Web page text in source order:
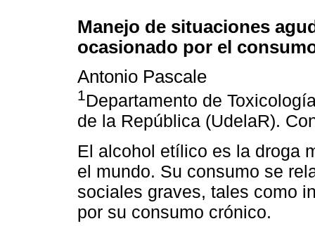
Manejo de situaciones
ocasionado por el
Antonio Pascale
1Departamento de
de la República (UdelaR).
El alcohol etílico es la droga
el mundo. Su consumo se
sociales graves, tales como
por su consumo crónico.